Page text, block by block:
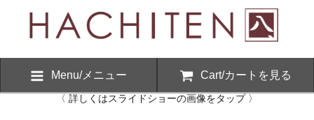
Menu/メニュー Cart/カートを見る
〈 詳しくはスライドショーの画像をタップ 〉